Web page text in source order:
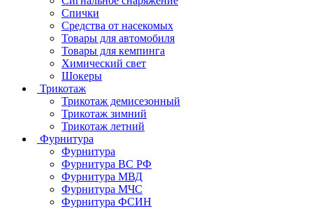
Спички
Средства от насекомых
Товары для автомобиля
Товары для кемпинга
Химический свет
Шокеры
Трикотаж
Трикотаж демисезонный
Трикотаж зимний
Трикотаж летний
Фурнитура
Фурнитура
Фурнитура ВС РФ
Фурнитура МВД
Фурнитура МЧС
Фурнитура ФСИН